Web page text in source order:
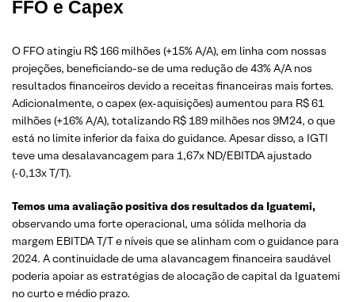
FFO e Capex
O FFO atingiu R$ 166 milhões (+15% A/A), em linha com nossas
projeções, beneficiando-se de uma redução de 43% A/A nos
resultados financeiros devido a receitas financeiras mais fortes.
Adicionalmente, o capex (ex-aquisições) aumentou para R$ 61
milhões (+16% A/A), totalizando R$ 189 milhões nos 9M24, o que
está no limite inferior da faixa do guidance. Apesar disso, a IGTI
teve uma desalavancagem para 1,67x ND/EBITDA ajustado
(-0,13x T/T).
Temos uma avaliação positiva dos resultados da Iguatemi,
observando uma forte operacional, uma sólida melhoria da
margem EBITDA T/T e níveis que se alinham com o guidance para
2024. A continuidade de uma alavancagem financeira saudável
poderia apoiar as estratégias de alocação de capital da Iguatemi
no curto e médio prazo.